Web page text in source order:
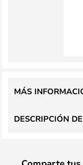
DESCRIPCIÓN
MÁS